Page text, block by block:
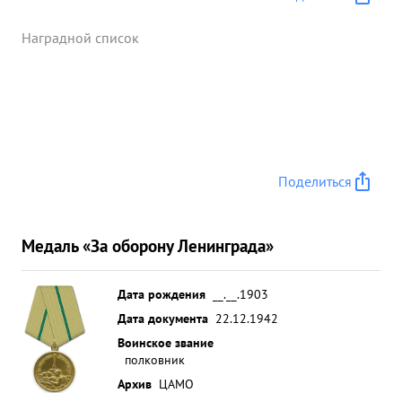
Наградной список
Поделиться
Медаль «За оборону Ленинграда»
Дата рождения
__.__.1903
Дата документа 22.12.1942
Воинское звание
полковник
Архив ЦАМО